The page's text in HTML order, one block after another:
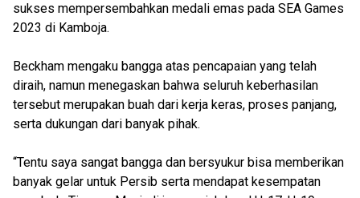
sukses mempersembahkan medali emas pada SEA Games
2023 di Kamboja.
Beckham mengaku bangga atas pencapaian yang telah
diraih, namun menegaskan bahwa seluruh keberhasilan
tersebut merupakan buah dari kerja keras, proses panjang,
serta dukungan dari banyak pihak.
“Tentu saya sangat bangga dan bersyukur bisa memberikan
banyak gelar untuk Persib serta mendapat kesempatan